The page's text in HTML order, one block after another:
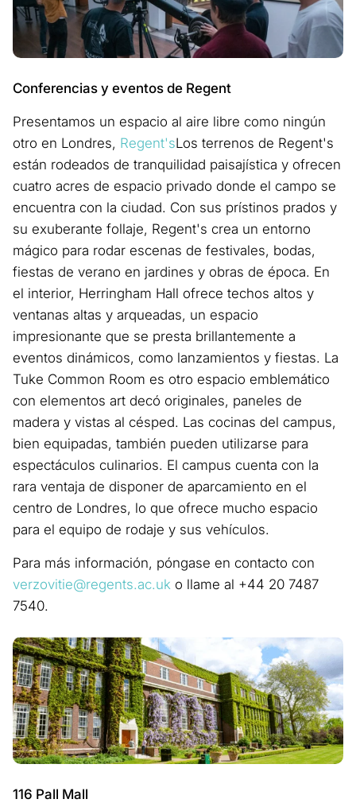
Conferencias y eventos de Regent
Presentamos un espacio al aire libre como ningún
otro en Londres, Regent'sLos terrenos de Regent's
están rodeados de tranquilidad paisajística y ofrecen
cuatro acres de espacio privado donde el campo se
encuentra con la ciudad. Con sus prístinos prados y
su exuberante follaje, Regent's crea un entorno
mágico para rodar escenas de festivales, bodas,
fiestas de verano en jardines y obras de época. En
el interior, Herringham Hall ofrece techos altos y
ventanas altas y arqueadas, un espacio
impresionante que se presta brillantemente a
eventos dinámicos, como lanzamientos y fiestas. La
Tuke Common Room es otro espacio emblemático
con elementos art decó originales, paneles de
madera y vistas al césped. Las cocinas del campus,
bien equipadas, también pueden utilizarse para
espectáculos culinarios. El campus cuenta con la
rara ventaja de disponer de aparcamiento en el
centro de Londres, lo que ofrece mucho espacio
para el equipo de rodaje y sus vehículos.
Para más información, póngase en contacto con
verzovitie@regents.ac.uk o llame al +44 20 7487
7540.
116 Pall Mall